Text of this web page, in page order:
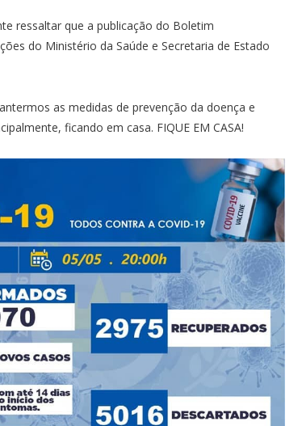
ressaltar que a publicação do Boletim
do Ministério da Saúde e Secretaria de Estado
as medidas de prevenção da doença e
ficando em casa. FIQUE EM CASA!